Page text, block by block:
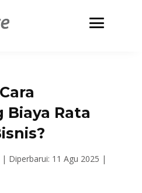
Rata
| Diperbarui: 11 Agu 2025 |